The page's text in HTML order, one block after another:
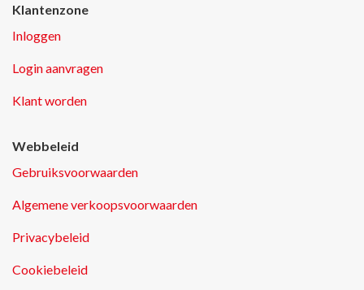
Klantenzone
Inloggen
Login aanvragen
Klant worden
Webbeleid
Gebruiksvoorwaarden
Algemene verkoopsvoorwaarden
Privacybeleid
Cookiebeleid